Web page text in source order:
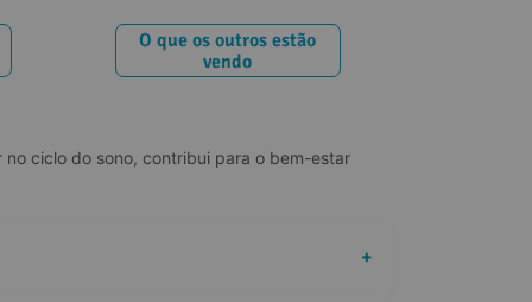
O que os outros estão
vendo
ciclo do sono, contribui para o bem-estar
+